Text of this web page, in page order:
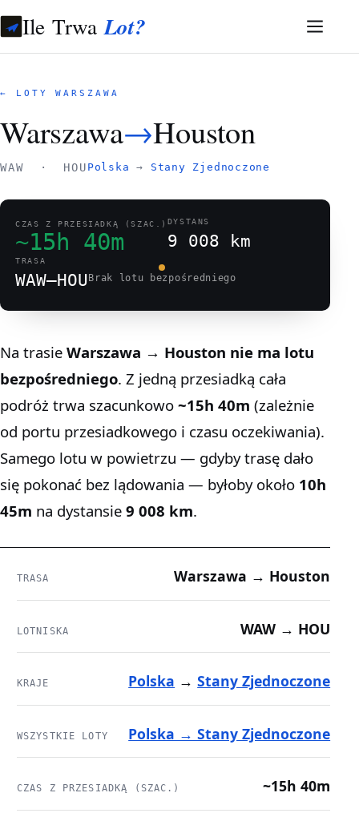
Ile TrwaLot?
← LOTY WARSZAWA
Warszawa→Houston
WAW · HOU Polska → Stany Zjednoczone
CZAS Z PRZESIADKĄ (SZAC.)
~15h 40m
DYSTANS
9 008 km
TRASA
WAW–HOUBrak lotu bezpośredniego
Na trasie Warszawa → Houston nie ma lotu
bezpośredniego. Z jedną przesiadką cała
podróż trwa szacunkowo ~15h 40m (zależnie
od portu przesiadkowego i czasu oczekiwania).
Samego lotu w powietrzu — gdyby trasę dało
się pokonać bez lądowania — byłoby około 10h
45m na dystansie 9 008 km.
TRASA Warszawa → Houston
LOTNISKA WAW → HOU
KRAJE Polska →Stany Zjednoczone
WSZYSTKIE LOTY Polska → Stany Zjednoczone
CZAS Z PRZESIADKĄ (SZAC.) ~15h 40m